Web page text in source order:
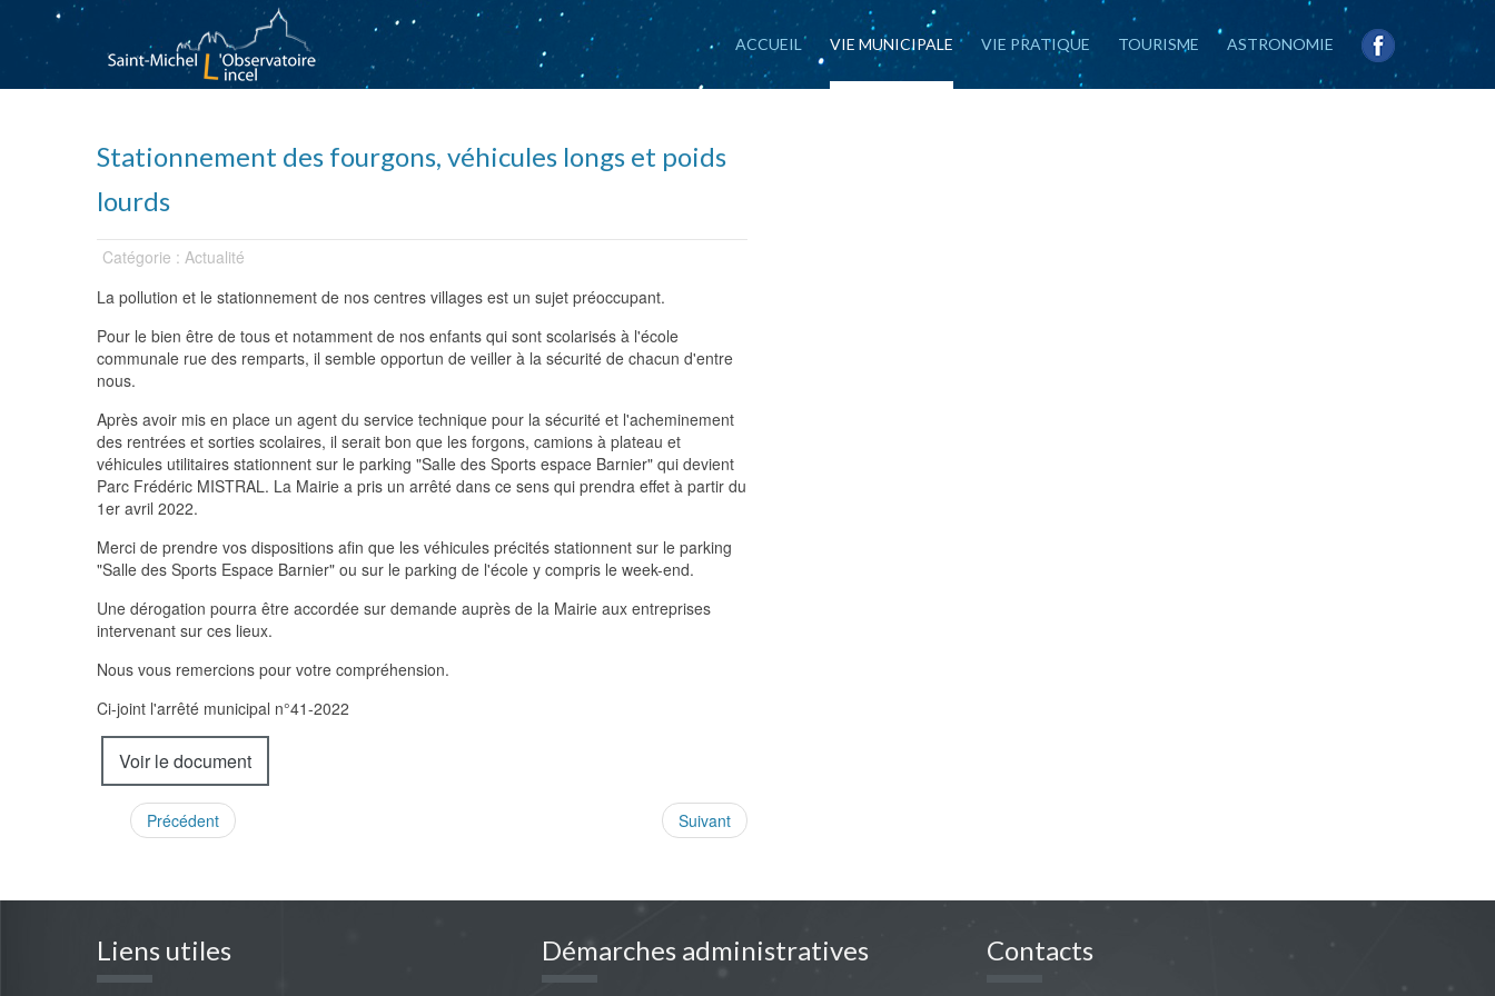
ACCUEIL VIE MUNICIPALE VIE PRATIQUE TOURISME ASTRONOMIE
Stationnement des fourgons, véhicules longs et poids
lourds
Catégorie : Actualité
La pollution et le stationnement de nos centres villages est un sujet préoccupant.
Pour le bien être de tous et notamment de nos enfants qui sont scolarisés à l'école
communale rue des remparts, il semble opportun de veiller à la sécurité de chacun d'entre
nous.
Après avoir mis en place un agent du service technique pour la sécurité et l'acheminement
des rentrées et sorties scolaires, il serait bon que les forgons, camions à plateau et
véhicules utilitaires stationnent sur le parking "Salle des Sports espace Barnier" qui devient
Parc Frédéric MISTRAL. La Mairie a pris un arrêté dans ce sens qui prendra effet à partir du
1er avril 2022.
Merci de prendre vos dispositions afin que les véhicules précités stationnent sur le parking
"Salle des Sports Espace Barnier" ou sur le parking de l'école y compris le week-end.
Une dérogation pourra être accordée sur demande auprès de la Mairie aux entreprises
intervenant sur ces lieux.
Nous vous remercions pour votre compréhension.
Ci-joint l'arrêté municipal n°41-2022
Voir le document
Précédent Suivant
Liens utiles Démarches administratives Contacts